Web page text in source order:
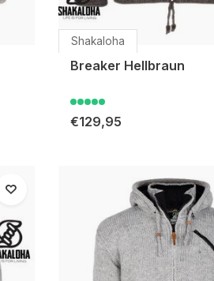
Shakaloha
Breaker Hellbraun
€129,95